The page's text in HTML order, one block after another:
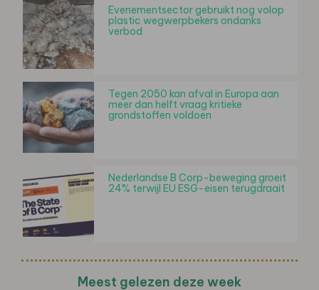
Evenementsector gebruikt nog volop
plastic wegwerpbekers ondanks
verbod
Tegen 2050 kan afval in Europa aan
meer dan helft vraag kritieke
grondstoffen voldoen
Nederlandse B Corp-beweging groeit
24% terwijl EU ESG-eisen terugdraait
Meest gelezen deze week